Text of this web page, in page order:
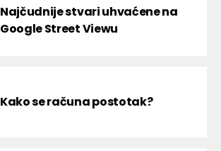
Najčudnije stvari uhvaćene na
Google Street Viewu
Kako se računa postotak?